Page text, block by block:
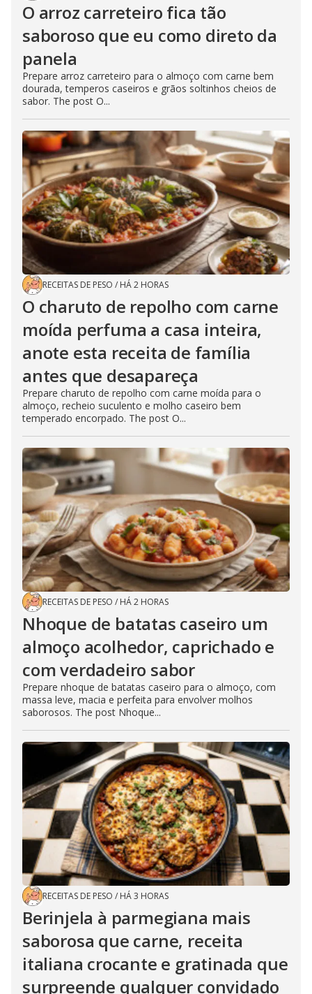
O arroz carreteiro fica tão
saboroso que eu como direto da
panela
Prepare arroz carreteiro para o almoço com carne bem
dourada, temperos caseiros e grãos soltinhos cheios de
sabor. The post O...
RECEITAS DE PESO / HÁ 2 HORAS
O charuto de repolho com carne
moída perfuma a casa inteira,
anote esta receita de família
antes que desapareça
Prepare charuto de repolho com carne moída para o
almoço, recheio suculento e molho caseiro bem
temperado encorpado. The post O...
RECEITAS DE PESO / HÁ 2 HORAS
Nhoque de batatas caseiro um
almoço acolhedor, caprichado e
com verdadeiro sabor
Prepare nhoque de batatas caseiro para o almoço, com
massa leve, macia e perfeita para envolver molhos
saborosos. The post Nhoque...
RECEITAS DE PESO / HÁ 3 HORAS
Berinjela à parmegiana mais
saborosa que carne, receita
italiana crocante e gratinada que
surpreende qualquer convidado